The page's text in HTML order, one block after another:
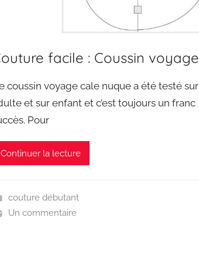
facile : Coussin voyage
coussin voyage cale nuque a été testé sur
et sur enfant et c’est toujours un franc
Pour
Continuer la lecture
couture débutant
Un commentaire